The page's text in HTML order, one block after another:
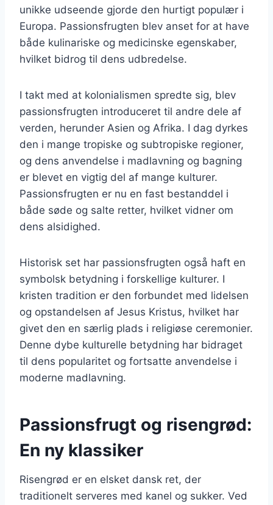
unikke udseende gjorde den hurtigt populær i
Europa. Passionsfrugten blev anset for at have
både kulinariske og medicinske egenskaber,
hvilket bidrog til dens udbredelse.
I takt med at kolonialismen spredte sig, blev
passionsfrugten introduceret til andre dele af
verden, herunder Asien og Afrika. I dag dyrkes
den i mange tropiske og subtropiske regioner,
og dens anvendelse i madlavning og bagning
er blevet en vigtig del af mange kulturer.
Passionsfrugten er nu en fast bestanddel i
både søde og salte retter, hvilket vidner om
dens alsidighed.
Historisk set har passionsfrugten også haft en
symbolsk betydning i forskellige kulturer. I
kristen tradition er den forbundet med lidelsen
og opstandelsen af Jesus Kristus, hvilket har
givet den en særlig plads i religiøse ceremonier.
Denne dybe kulturelle betydning har bidraget
til dens popularitet og fortsatte anvendelse i
moderne madlavning.
Passionsfrugt og risengrød:
En ny klassiker
Risengrød er en elsket dansk ret, der
traditionelt serveres med kanel og sukker. Ved